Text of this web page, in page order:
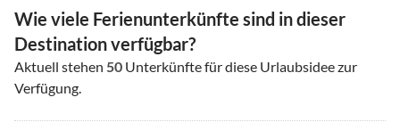
Wie viele Ferienunterkünfte sind in dieser
Destination verfügbar?
Aktuell stehen 50 Unterkünfte für diese Urlaubsidee zur
Verfügung.